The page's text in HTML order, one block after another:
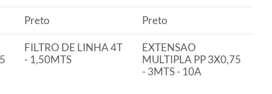
Preto Preto
FILTRO DE LINHA 4T
- 1,50MTS
EXTENSAO
MULTIPLA PP 3X0,75
- 3MTS - 10A